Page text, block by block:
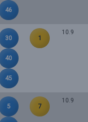
46
30
40
45
1
10.9
5
7
10.9